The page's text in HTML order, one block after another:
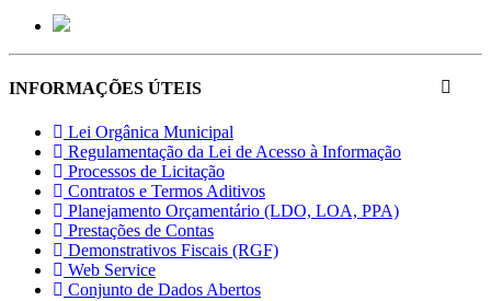
INFORMAÇÕES ÚTEIS
Lei Orgânica Municipal
Regulamentação da Lei de Acesso à Informação
Processos de Licitação
Contratos e Termos Aditivos
Planejamento Orçamentário (LDO, LOA, PPA)
Prestações de Contas
Demonstrativos Fiscais (RGF)
Web Service
Conjunto de Dados Abertos